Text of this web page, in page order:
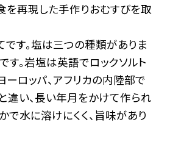
を再現した手作りおむすびを取
す。塩は三つの種類がありま
す。岩塩は英語でロックソルト
ーロッパ、アフリカの内陸部で
違い、長い年月をかけて作られ
で水に溶けにくく、旨味があり